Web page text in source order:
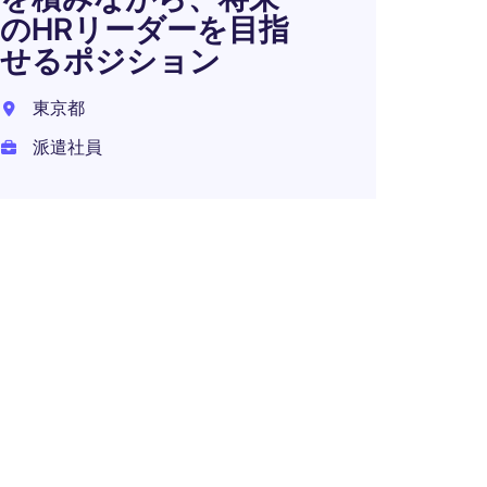
のHRリーダーを目指
せるポジション
東京都
派遣社員